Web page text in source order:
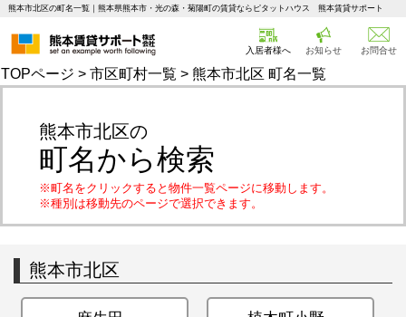
熊本市北区の町名一覧｜熊本県熊本市・光の森・菊陽町の賃貸ならピタットハウス 熊本賃貸サポート
入居者様へ お知らせ お問合せ
TOPページ > 市区町村一覧 > 熊本市北区 町名一覧
熊本市北区の
町名から検索
※町名をクリックすると物件一覧ページに移動します。
※種別は移動先のページで選択できます。
熊本市北区